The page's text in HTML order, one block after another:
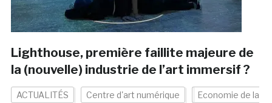
Lighthouse, première faillite majeure de
la (nouvelle) industrie de l’art immersif ?
ACTUALITÉS Centre d'art numérique Economie de la